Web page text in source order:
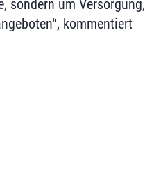
sondern um Versorgung,
kommentiert